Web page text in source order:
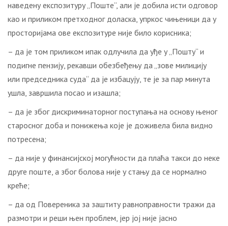
наведену експозитуру „Поште“, али је добила исти одговор
као и приликом претходног доласка, упркос чињеници да у
просторијама ове експозитуре није било корисника;
– да је том приликом ипак одлучила да уђе у „Пошту“ и
подигне пензију, рекавши обезбеђењу да „зове милицију
или председника суда“ да је избацују, те је за пар минута
ушла, завршила посао и изашла;
– да је због дискриминаторног поступања на основу њеног
старосног доба и понижења које је доживела била видно
потресена;
– да није у финансијској могућности да плаћа такси до неке
друге поште, а због болова није у стању да се нормално
креће;
– да од Повереника за заштиту равноправности тражи да
размотри и реши њен проблем, јер јој није јасно